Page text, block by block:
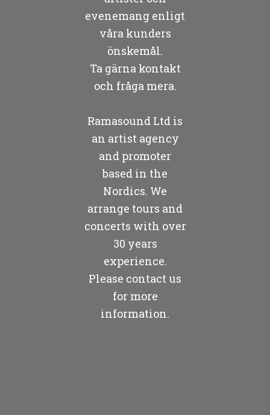
evenemang enligt
våra kunders
önskemål.
Ta gärna kontakt
och fråga mera.
Ramasound Ltd is
an artist agency
and promoter
based in the
Nordics. We
arrange tours and
concerts with over
30 years
experience.
Please contact us
for more
information.